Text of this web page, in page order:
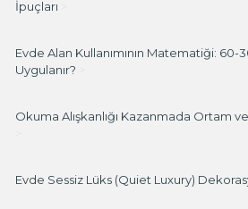
İpuçları
Evde Alan Kullanımının Matematiği: 60-
Uygulanır?
Okuma Alışkanlığı Kazanmada Ortam
Evde Sessiz Lüks (Quiet Luxury)